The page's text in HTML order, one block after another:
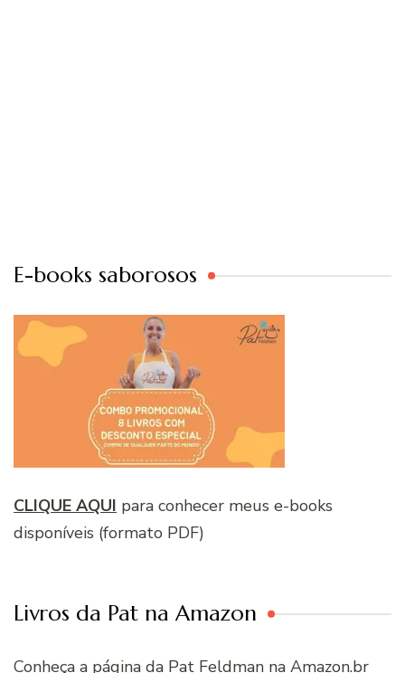
E-books saborosos
CLIQUE AQUI para conhecer meus e-books
disponíveis (formato PDF)
Livros da Pat na Amazon
Conheça a página da Pat Feldman na Amazon.br